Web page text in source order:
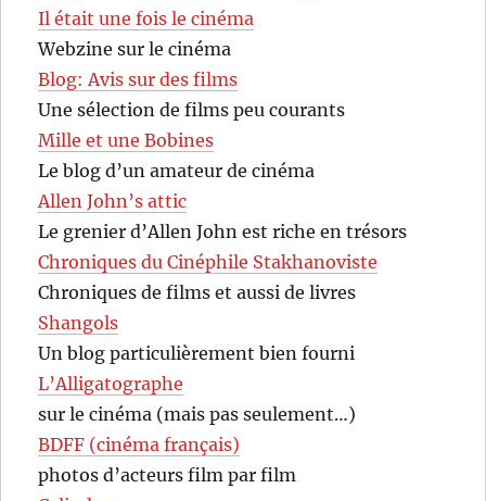
Il était une fois le cinéma
Webzine sur le cinéma
Blog: Avis sur des films
Une sélection de films peu courants
Mille et une Bobines
Le blog d’un amateur de cinéma
Allen John’s attic
Le grenier d’Allen John est riche en trésors
Chroniques du Cinéphile Stakhanoviste
Chroniques de films et aussi de livres
Shangols
Un blog particulièrement bien fourni
L’Alligatographe
sur le cinéma (mais pas seulement…)
BDFF (cinéma français)
photos d’acteurs film par film